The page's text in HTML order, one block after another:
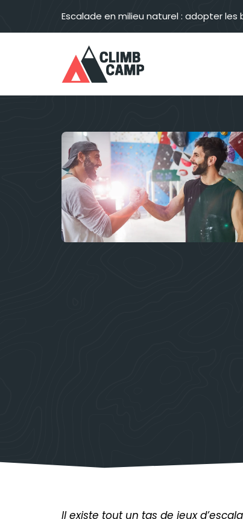
contenu
Escalade en milieu naturel : adopter
Il existe tout un tas de jeux